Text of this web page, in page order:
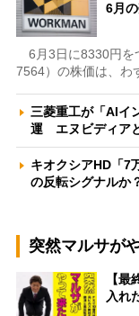
6月
6月3日に8330円を
7564）の株価は、わ
三菱重工が「AIイ
運 エヌビディア
キオクシアHD「7
の反転シグナル
突然マルサが
【
入れ